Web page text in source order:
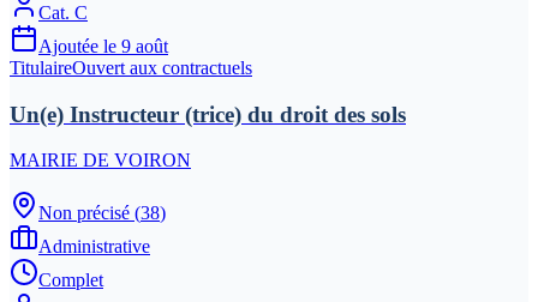
Cat. C
Ajoutée le 9 août
TitulaireOuvert aux contractuels
Un(e) Instructeur (trice) du droit des sols
MAIRIE DE VOIRON
Non précisé (38)
Administrative
Complet